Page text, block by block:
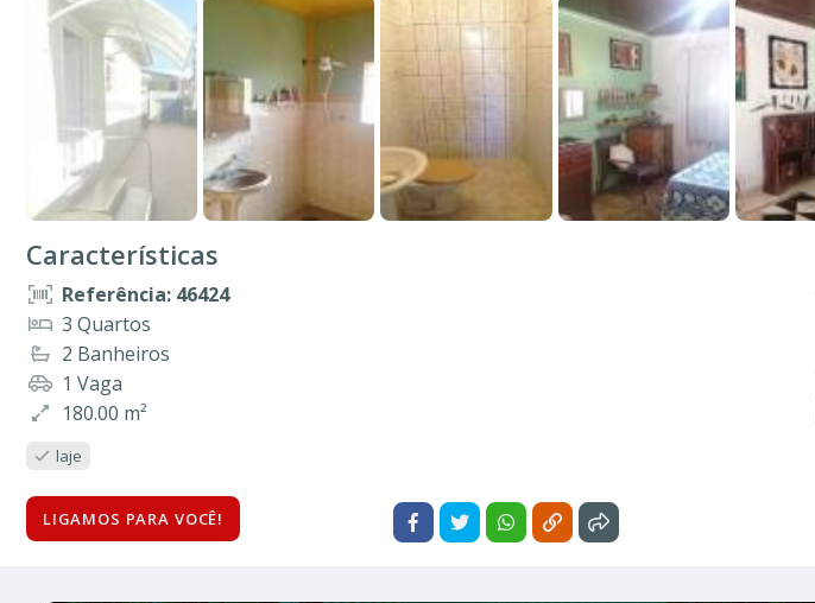
Características
Referência: 46424
3 Quartos
2 Banheiros
1 Vaga
180.00 m²
laje
LIGAMOS PARA VOCÊ!